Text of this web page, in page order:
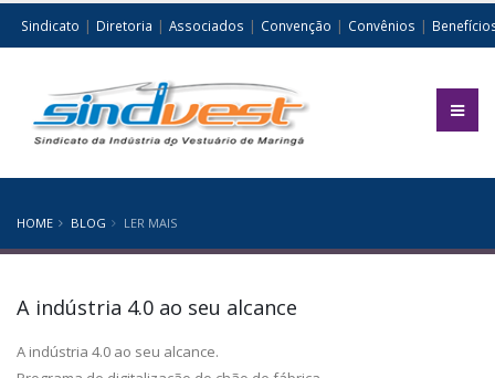
Sindicato | Diretoria | Associados | Convenção | Convênios |
HOME BLOG LER MAIS
A indústria 4.0 ao seu alcance
A indústria 4.0 ao seu alcance.